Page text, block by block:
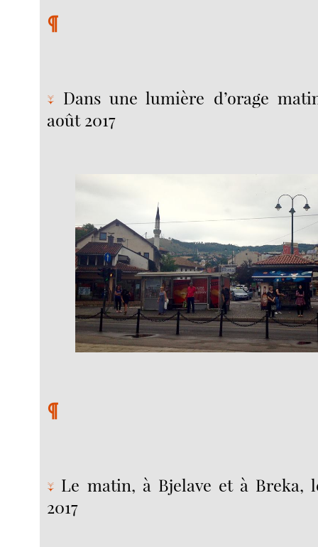
¶
↓ Dans une lumière d’orage
août 2017
¶
↓ Le matin, à Bjelave et à Breka,
2017